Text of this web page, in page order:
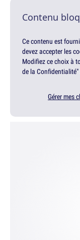
Contenu
Ce contenu est
devez accepter les
Modifiez ce choix à
de la
Gérer mes